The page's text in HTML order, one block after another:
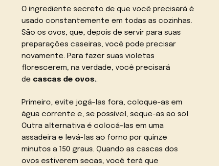
O ingrediente secreto de que você precisará é
usado constantemente em todas as cozinhas.
São os ovos, que, depois de servir para suas
preparações caseiras, você pode precisar
novamente. Para fazer suas violetas
florescerem, na verdade, você precisará
de cascas de ovos..
Primeiro, evite jogá-las fora, coloque-as em
água corrente e, se possível, seque-as ao sol.
Outra alternativa é colocá-las em uma
assadeira e levá-las ao forno por quinze
minutos a 150 graus. Quando as cascas dos
ovos estiverem secas, você terá que